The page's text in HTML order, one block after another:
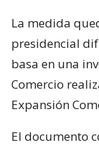
La medida
presidencial
basa en una
Comercio
Expansión
El documento